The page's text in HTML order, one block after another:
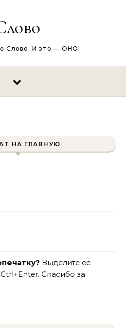
Слово. И это — ОНО!
НА ГЛАВНУЮ
Выделите ее
Спасибо за